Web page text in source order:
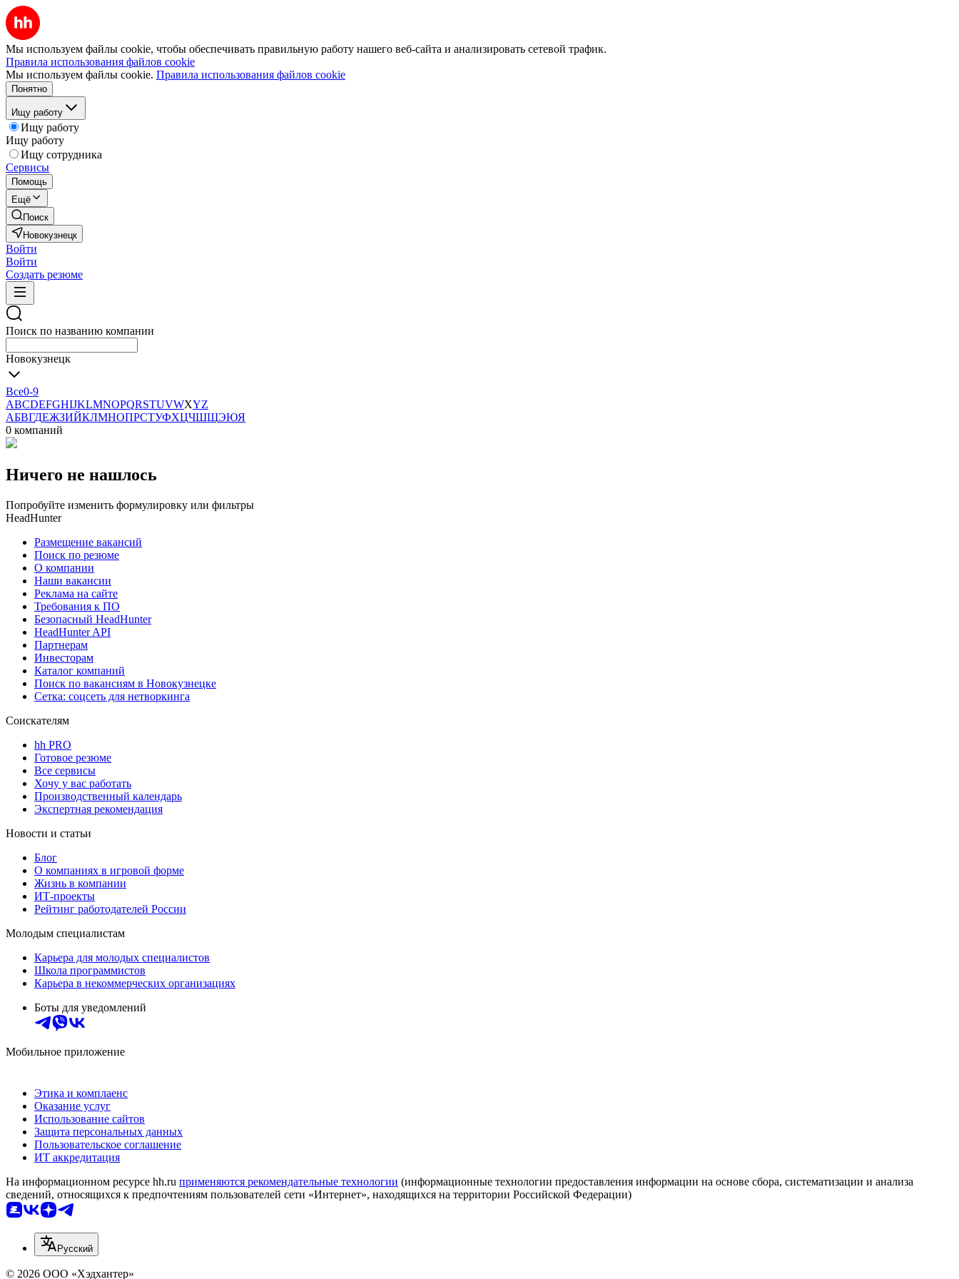
Мы используем файлы cookie, чтобы обеспечивать правильную работу нашего веб-сайта и анализировать сетевой трафик.
Правила использования файлов cookie
Мы используем файлы cookie. Правила использования файлов cookie
Понятно
Ищу работу
Ищу работу
Ищу работу
Ищу сотрудника
Сервисы
Помощь
Ещё
Поиск
Новокузнецк
Войти
Войти
Создать резюме
Поиск по названию компании
Новокузнецк
Все0-9
ABCDEFGHIJKLMNOPQRSTUVWXYZ
АБВГДЕЖЗИЙКЛМНОПРСТУФХЦЧШЩЭЮЯ
0 компаний
Ничего не нашлось
Попробуйте изменить формулировку или фильтры
HeadHunter
Размещение вакансий
Поиск по резюме
О компании
Наши вакансии
Реклама на сайте
Требования к ПО
Безопасный HeadHunter
HeadHunter API
Партнерам
Инвесторам
Каталог компаний
Поиск по вакансиям в Новокузнецке
Сетка: соцсеть для нетворкинга
Соискателям
hh PRO
Готовое резюме
Все сервисы
Хочу у вас работать
Производственный календарь
Экспертная рекомендация
Новости и статьи
Блог
О компаниях в игровой форме
Жизнь в компании
ИТ-проекты
Рейтинг работодателей России
Молодым специалистам
Карьера для молодых специалистов
Школа программистов
Карьера в некоммерческих организациях
Боты для уведомлений
Мобильное приложение
Этика и комплаенс
Оказание услуг
Использование сайтов
Защита персональных данных
Пользовательское соглашение
ИТ аккредитация
На информационном ресурсе hh.ru применяются рекомендательные технологии (информационные технологии предоставления информации на основе сбора, систематизации и анализа
сведений, относящихся к предпочтениям пользователей сети «Интернет», находящихся на территории Российской Федерации)
Русский
© 2026 ООО «Хэдхантер»